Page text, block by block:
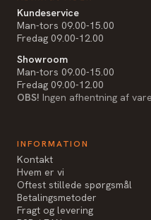
Kundeservice
Man-tors 09.00-15.00
Fredag 09.00-12.00
Showroom
Man-tors 09.00-15.00
Fredag 09.00-12.00
OBS! Ingen afhentning af
INFORMATION
Kontakt
Hvem er vi
Oftest stillede spørgsmål
Betalingsmetoder
Fragt og levering